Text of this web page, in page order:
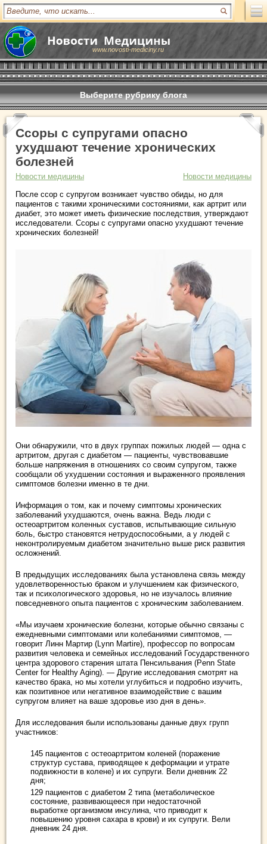
www.novosti-mediciny.ru
Выберите рубрику блога
Ссоры с супругами опасно
ухудшают течение хронических
болезней
Новости медицины
Новости медицины
После ссор с супругом возникает чувство обиды, но для
пациентов с такими хроническими состояниями, как артрит или
диабет, это может иметь физические последствия, утверждают
исследователи. Ссоры с супругами опасно ухудшают течение
хронических болезней!
Они обнаружили, что в двух группах пожилых людей — одна с
артритом, другая с диабетом — пациенты, чувствовавшие
больше напряжения в отношениях со своим супругом, также
сообщали об ухудшении состояния и выраженного проявления
симптомов болезни именно в те дни.
Информация о том, как и почему симптомы хронических
заболеваний ухудшаются, очень важна. Ведь люди с
остеоартритом коленных суставов, испытывающие сильную
боль, быстро становятся нетрудоспособными, а у людей с
неконтролируемым диабетом значительно выше риск развития
осложнений.
В предыдущих исследованиях была установлена связь между
удовлетворенностью браком и улучшением как физического,
так и психологического здоровья, но не изучалось влияние
повседневного опыта пациентов с хроническим заболеванием.
«Мы изучаем хронические болезни, которые обычно связаны с
ежедневными симптомами или колебаниями симптомов, —
говорит Линн Мартир (Lynn Martire), профессор по вопросам
развития человека и семейных исследований Государственного
центра здорового старения штата Пенсильвания (Penn State
Center for Healthy Aging). — Другие исследования смотрят на
качество брака, но мы хотели углубиться и подробно изучить,
как позитивное или негативное взаимодействие с вашим
супругом влияет на ваше здоровье изо дня в день».
Для исследования были использованы данные двух групп
участников:
145 пациентов с остеоартритом коленей (поражение
структур сустава, приводящее к деформации и утрате
подвижности в колене) и их супруги. Вели дневник 22
дня;
129 пациентов с диабетом 2 типа (метаболическое
состояние, развивающееся при недостаточной
выработке организмом инсулина, что приводит к
повышению уровня сахара в крови) и их супруги. Вели
дневник 24 дня.